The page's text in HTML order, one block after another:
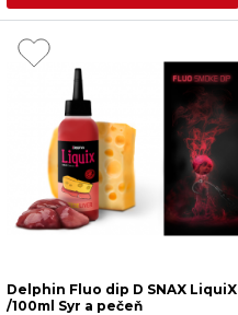
Delphin Fluo dip D SNAX LiquiX
/100ml Syr a pečeň